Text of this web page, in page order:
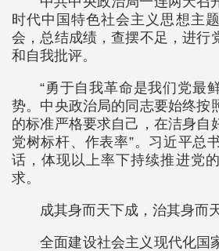
时代中国特色社会主义思想主
会，总结成绩，查摆不足，进行
和自我批评。
“勇于自我革命是我们党最
势。中央政治局的同志要始终按
的标准严格要求自己，在洁身自
党树标杆、作表率”。习近平总
话，体现以上率下持续推进党
求。
成其身而天下成，治其身而
全面建设社会主义现代化国